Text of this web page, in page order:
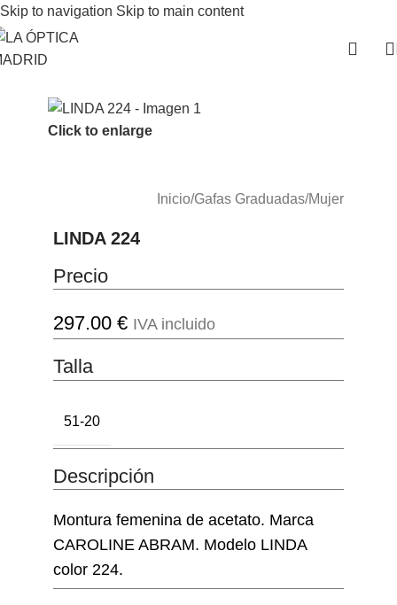
Skip to navigation Skip to main content
Click to enlarge
Inicio/Gafas Graduadas/Mujer
LINDA 224
Precio
297.00 € IVA incluido
Talla
51-20
Descripción
Montura femenina de acetato. Marca
CAROLINE ABRAM. Modelo LINDA
color 224.